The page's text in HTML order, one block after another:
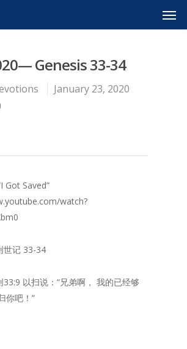
Genesis 33-34
January 23, 2020
Got Saved”
watch?
世记 33-34
33:9 以扫说：“兄弟啊， 我的已经够
你吧！”